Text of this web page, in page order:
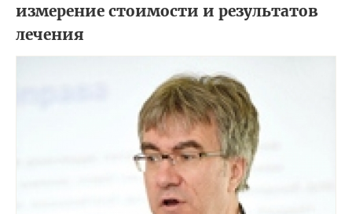
измерение стоимости и результатов
лечения